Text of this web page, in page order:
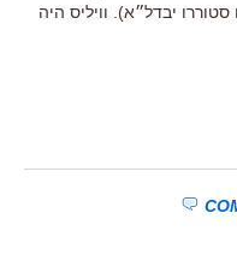
סטוררו יבדל״א). וויליס היה